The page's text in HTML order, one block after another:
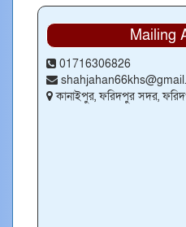
Mailing
01716306826
কানাইপুর, ফরিদপুর সদর,